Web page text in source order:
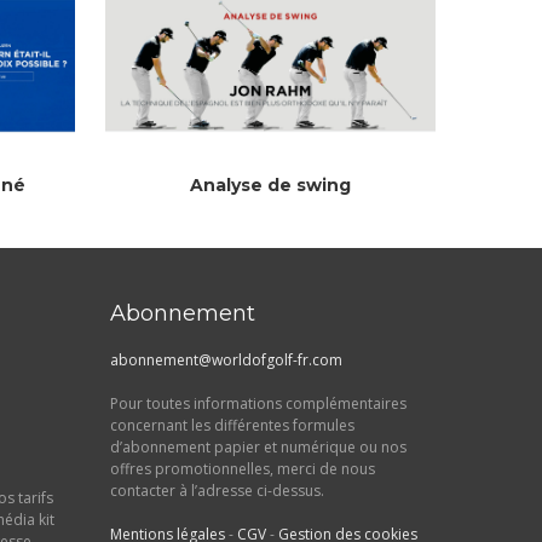
Analyse de swing
tarifs
kit
Abonnement
abonnement@worldofgolf-fr.com
Pour toutes informations complémentaires
concernant les différentes formules
d’abonnement papier et numérique ou nos
offres promotionnelles, merci de nous
contacter à l’adresse ci-dessus.
Mentions légales- CGV- Gestion des cookies